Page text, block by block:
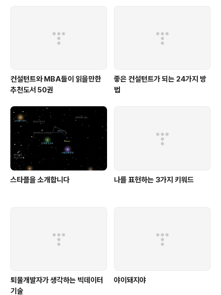
고 생각합니다. 2. 직관수..
컨설턴트와 MBA들이 읽을만한
추천도서 50권
좋은 컨설턴트가 되는 24가지 방
법
스타플을 소개합니다 나를 표현하는 3가지 키워드
퇴물개발자가 생각하는 빅데이터
기술
야이돼지야